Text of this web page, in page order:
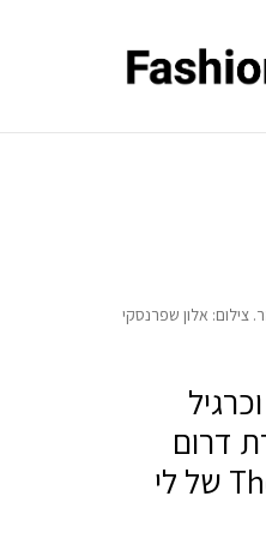
צילום: אלון שפרנסקי
שני שמר בעלת המותג בגדי הים והריזורט משיקה את קולקציית קיץ 2023 וכרגיל
דרום
איטליה נעשה שיתוף פעולה עם מותג האירוח והלייף סטייל The Table Fairy של לי